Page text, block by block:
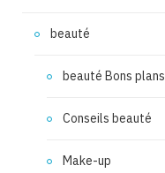
beauté
beauté Bons plans
Conseils beauté
Make-up